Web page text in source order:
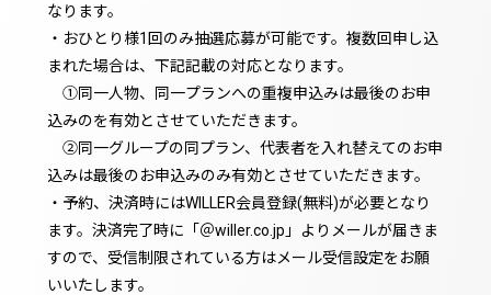
なります。
・おひとり様1回のみ抽選応募が可能です。複数回申し込
まれた場合は、下記記載の対応となります。
①同一人物、同一プランへの重複申込みは最後のお申
込みのを有効とさせていただきます。
②同一グループの同プラン、代表者を入れ替えてのお申
込みは最後のお申込みのみ有効とさせていただきます。
・予約、決済時にはWILLER会員登録(無料)が必要となり
ます。決済完了時に「＠willer.co.jp」よりメールが届きま
すので、受信制限されている方はメール受信設定をお願
いいたします。